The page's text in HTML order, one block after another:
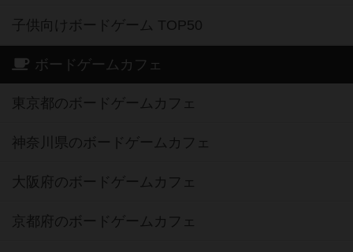
子供向けボードゲーム TOP50
ボードゲームカフェ
東京都のボードゲームカフェ
神奈川県のボードゲームカフェ
大阪府のボードゲームカフェ
京都府のボードゲームカフェ